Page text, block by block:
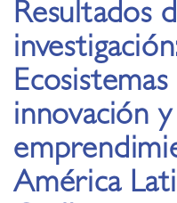
Resultados
Ecosistemas
innovación y
América